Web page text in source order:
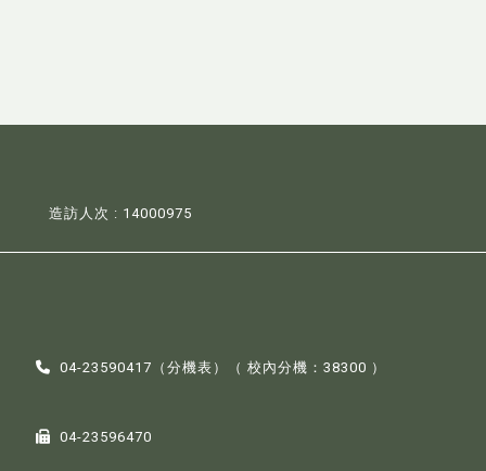
造訪人次 : 14000975
04-23590417（分機表 ）（ 校內分機：38300 ）
04-23596470